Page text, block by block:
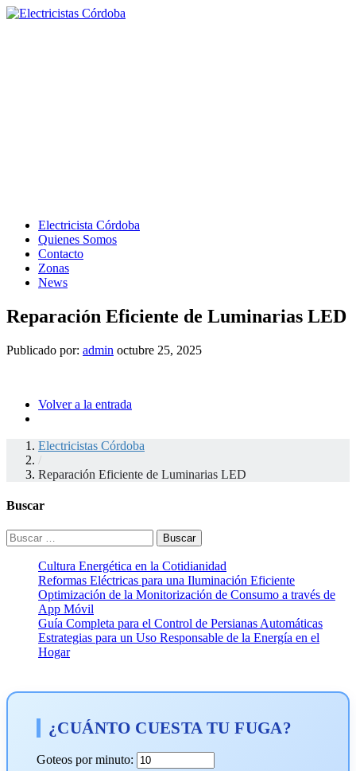
Electricista Córdoba
Quienes Somos
Contacto
Zonas
News
Reparación Eficiente de Luminarias LED
Publicado por: admin octubre 25, 2025
Volver a la entrada
Electricistas Córdoba
/
Reparación Eficiente de Luminarias LED
Buscar
Buscar:
Cultura Energética en la Cotidianidad
Reformas Eléctricas para una Iluminación Eficiente
Optimización de la Monitorización de Consumo a través de
App Móvil
Guía Completa para el Control de Persianas Automáticas
Estrategias para un Uso Responsable de la Energía en el
Hogar
¿CUÁNTO CUESTA TU FUGA?
Goteos por minuto: